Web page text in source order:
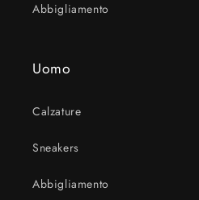
Abbigliamento
Uomo
Calzature
Sneakers
Abbigliamento